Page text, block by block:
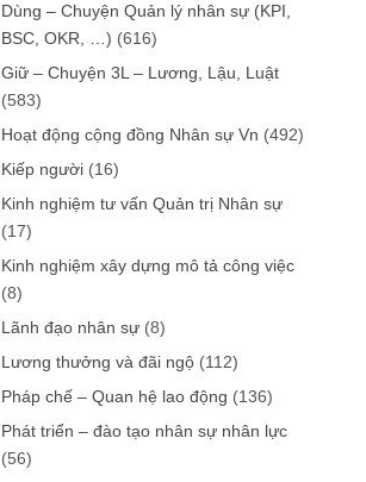
Dùng – Chuyện Quản lý nhân sự (KPI,
BSC, OKR, …) (616)
Giữ – Chuyện 3L – Lương, Lậu, Luật
(583)
Hoạt động cộng đồng Nhân sự Vn (492)
Kiếp người (16)
Kinh nghiệm tư vấn Quản trị Nhân sự
(17)
Kinh nghiệm xây dựng mô tả công việc
(8)
Lãnh đạo nhân sự (8)
Lương thưởng và đãi ngộ (112)
Pháp chế – Quan hệ lao động (136)
Phát triển – đào tạo nhân sự nhân lực
(56)